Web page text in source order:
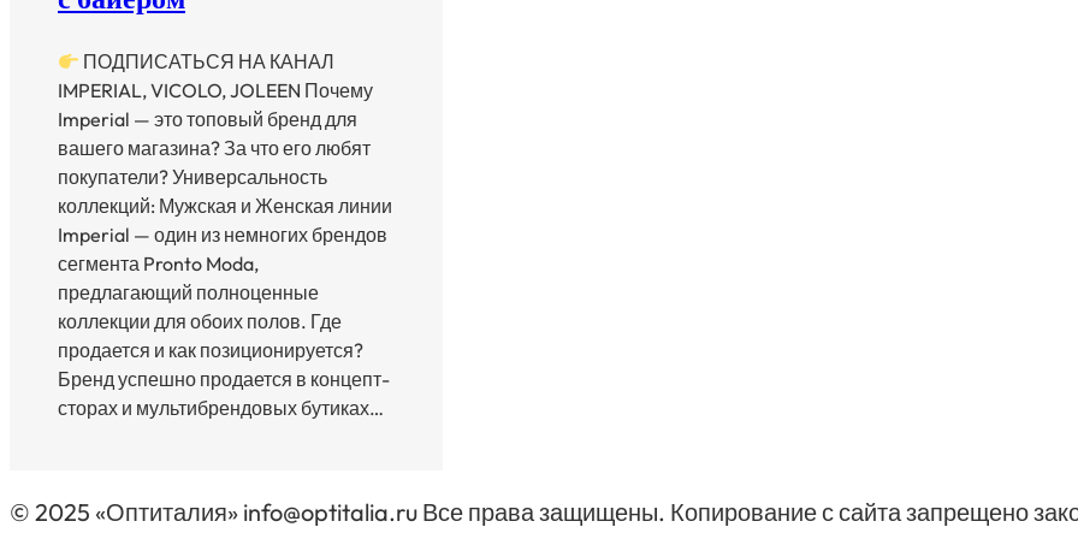
ПОДПИСАТЬСЯ НА КАНАЛ
IMPERIAL, VICOLO, JOLEEN Почему
Imperial — это топовый бренд для
вашего магазина? За что его любят
покупатели? Универсальность
коллекций: Мужская и Женская линии
Imperial — один из немногих брендов
сегмента Pronto Moda,
предлагающий полноценные
коллекции для обоих полов. Где
продается и как позиционируется?
Бренд успешно продается в концепт-
сторах и мультибрендовых бутиках…
© 2025 «Оптиталия» info@optitalia.ru Все права защищены. Копирование с сайта запрещено